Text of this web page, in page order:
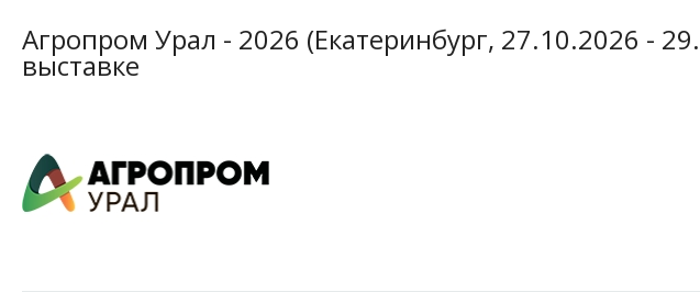
Агропром Урал - 2026 (Екатеринбург, 27.10.2026 -
выставке